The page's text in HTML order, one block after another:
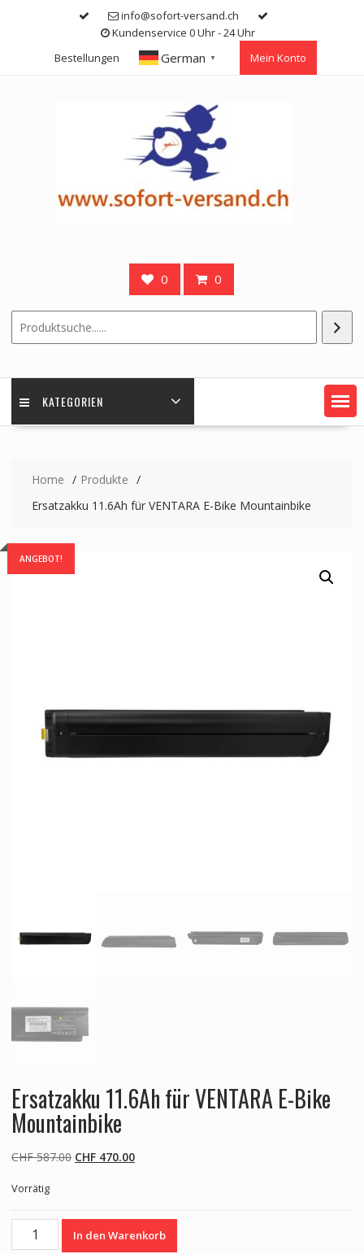
info@sofort-versand.ch
Kundenservice 0 Uhr - 24 Uhr
Bestellungen
German ▼ Mein Konto
0 0
KATEGORIEN
Home
Produkte
Ersatzakku 11.6Ah für VENTARA E-Bike Mountainbike
ANGEBOT!
Ersatzakku 11.6Ah für VENTARA E-Bike
Mountainbike
CHF587.00 Ursprünglicher
CHF 587.00
CHF470.00Aktueller
CHF 470.00.
Vorrätig
Ersatzakku
11.6Ah
In den Warenkorb